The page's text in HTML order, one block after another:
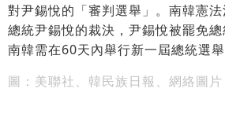
對尹錫悅的「審判選舉」。南韓憲
總統尹錫悅的裁決，尹錫悅被罷免總
南韓需在60天內舉行新一屆總統選舉
圖：美聯社、韓民族日報、網絡圖片